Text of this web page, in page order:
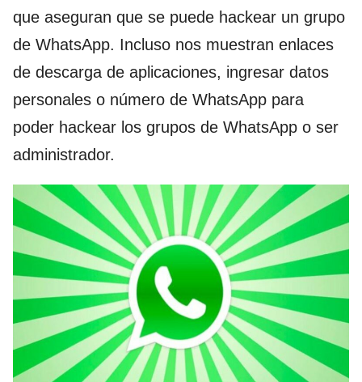
que aseguran que se puede hackear un grupo
de WhatsApp. Incluso nos muestran enlaces
de descarga de aplicaciones, ingresar datos
personales o número de WhatsApp para
poder hackear los grupos de WhatsApp o ser
administrador.